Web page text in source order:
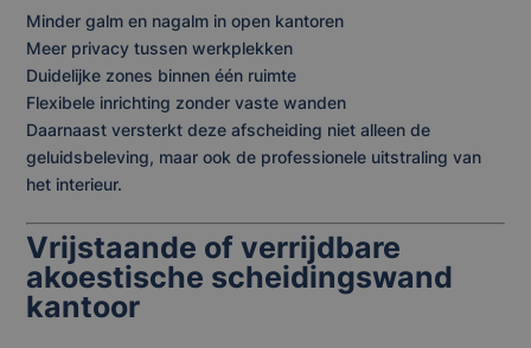
Minder galm en nagalm in open kantoren
Meer privacy tussen werkplekken
Duidelijke zones binnen één ruimte
Flexibele inrichting zonder vaste wanden
Daarnaast versterkt deze afscheiding niet alleen de
geluidsbeleving, maar ook de professionele uitstraling van
het interieur.
Vrijstaande of verrijdbare
akoestische scheidingswand
kantoor